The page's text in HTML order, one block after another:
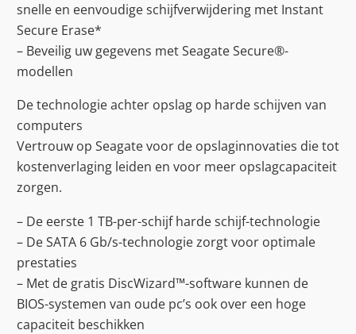
snelle en eenvoudige schijfverwijdering met Instant
Secure Erase*
– Beveilig uw gegevens met Seagate Secure®-
modellen
De technologie achter opslag op harde schijven van
computers
Vertrouw op Seagate voor de opslaginnovaties die tot
kostenverlaging leiden en voor meer opslagcapaciteit
zorgen.
– De eerste 1 TB-per-schijf harde schijf-technologie
– De SATA 6 Gb/s-technologie zorgt voor optimale
prestaties
– Met de gratis DiscWizard™-software kunnen de
BIOS-systemen van oude pc’s ook over een hoge
capaciteit beschikken